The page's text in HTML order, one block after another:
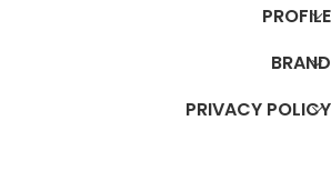
PROFILE
BRAND
PRIVACY POLICY